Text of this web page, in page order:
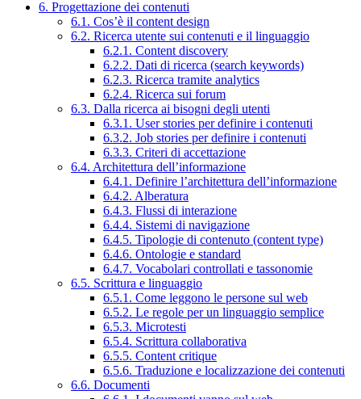
6. Progettazione dei contenuti
6.1. Cos’è il content design
6.2. Ricerca utente sui contenuti e il linguaggio
6.2.1. Content discovery
6.2.2. Dati di ricerca (search keywords)
6.2.3. Ricerca tramite analytics
6.2.4. Ricerca sui forum
6.3. Dalla ricerca ai bisogni degli utenti
6.3.1. User stories per definire i contenuti
6.3.2. Job stories per definire i contenuti
6.3.3. Criteri di accettazione
6.4. Architettura dell’informazione
6.4.1. Definire l’architettura dell’informazione
6.4.2. Alberatura
6.4.3. Flussi di interazione
6.4.4. Sistemi di navigazione
6.4.5. Tipologie di contenuto (content type)
6.4.6. Ontologie e standard
6.4.7. Vocabolari controllati e tassonomie
6.5. Scrittura e linguaggio
6.5.1. Come leggono le persone sul web
6.5.2. Le regole per un linguaggio semplice
6.5.3. Microtesti
6.5.4. Scrittura collaborativa
6.5.5. Content critique
6.5.6. Traduzione e localizzazione dei contenuti
6.6. Documenti